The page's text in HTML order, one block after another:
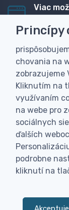
Viac
dobierku
Vyrobíme
Široký
Princípy
chovania na
zobrazujeme
Kliknutím na
využívaním
na webe pro
sociálnych
ďalších
podrobne
kliknutí na